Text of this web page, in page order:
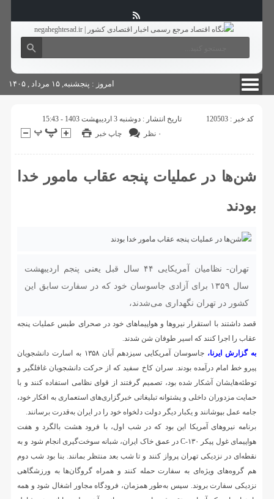
آگهی های دولتی چاپ شناسنامه سایت
امروز : پنجشنبه, ۱۵ مرداد , ۱۴۰۵
کد خبر : 120503
تاریخ انتشار : دوشنبه 3 اردیبهشت 1403 - 15:43
چاپ خبر
۰ نظر
شن‌ها در عملیات پنجه عقاب مامور خدا
بودند
تهران- نظامیان آمریکایی ۴۴ سال قبل یعنی پنجم اردیبهشت
سال ۱۳۵۹ برای آزادی جاسوسان خود که در سفارت سابق این
کشور در تهران نگهداری می‌شدند،
قصد داشتند با استقرار نیروها و هواپیماهای خود در صحرای طبس عملیات پنجه
عقاب را اجرا کنند که اسیر طوفان شن شدند.
به گزارش ایرنا،
جاسوسان آمریکایی سیزدهم آبان ۱۳۵۸ به اسارت دانشجویان
پیرو خط امام درآمده بودند. سران کاخ سفید که از حرکت دانشجویان غافلگیر و
توطئه‌هایشان آشکار شده بود، تصمیم گرفتند از قوای نظامی استفاده کنند و با
حمایت مزدوران داخلی و پشتوانه تبلیغاتی خبرگزاری‌های استعماری به افکار خود،
جامه عمل بپوشانند و یکبار دیگر دولت دلخواه خود را در ایران به‌قدرت برسانند.
برنامه نیروهای آمریکا این‌ بود که در شب اول، با فرود هشت بالگرد و هفت
هواپیمای غول پیکر C-۱۳۰ در عمق خاک ایران، شبانه سوخت‌گیری انجام شود و به
نقطه‌ای در نزدیکی تهران پرواز کنند و تا شب بعد منتظر بمانند. بنا بود شب دوم
هم گروه‌های ویژه‌ای به سفارت حمله کنند و همراه گروگان‌ها به ورزشگاهی
نزدیکی سفارت بروند. سپس به‌طور همزمان، فرودگاه مجاور اشغال شود و همه